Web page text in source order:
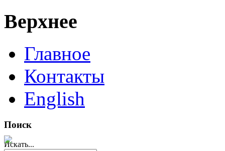
Верхнее
Главное
Контакты
English
Поиск
Искать...